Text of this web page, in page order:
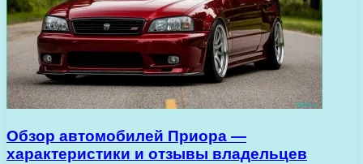
Обзор автомобилей Приора —
характеристики и отзывы владельцев